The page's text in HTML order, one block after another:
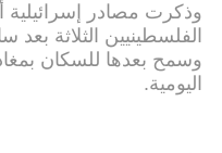
وذكرت مصادر إسرائيلية
الفلسطينيين الثلاثة
وسمح بعدها للسكان
اليومية.